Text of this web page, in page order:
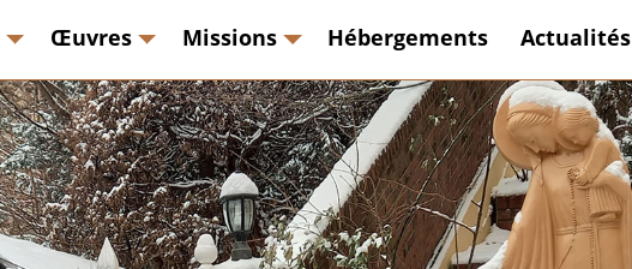
Œuvres Missions Hébergements Actualités